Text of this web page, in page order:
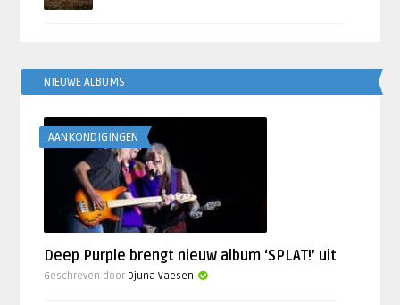
NIEUWE ALBUMS
AANKONDIGINGEN
Deep Purple brengt nieuw album ‘SPLAT!’ uit
Geschreven door Djuna Vaesen